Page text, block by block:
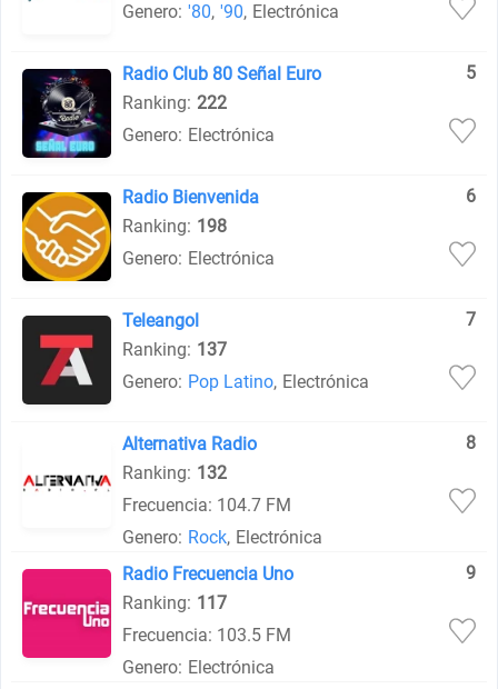
Genero: '80, '90, Electrónica
Radio Club 80 Señal Euro
5
Ranking: 222
Genero: Electrónica
Radio Bienvenida
6
Ranking: 198
Genero: Electrónica
Teleangol
7
Ranking: 137
Genero: Pop Latino, Electrónica
Alternativa Radio
8
Ranking: 132
Frecuencia: 104.7 FM
Genero: Rock, Electrónica
Radio Frecuencia Uno
9
Ranking: 117
Frecuencia: 103.5 FM
Genero: Electrónica